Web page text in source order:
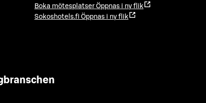
Boka mötesplatser Öppnas i ny flik
Sokoshotels.fi Öppnas i ny flik